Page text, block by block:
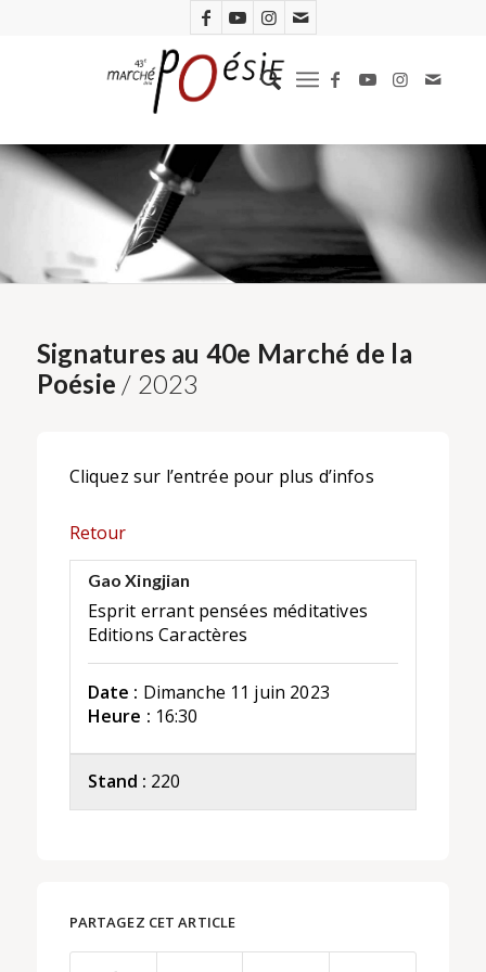
Signatures au 40e Marché de la
Poésie / 2023
Cliquez sur l’entrée pour plus d’infos
Retour
Gao Xingjian
Esprit errant pensées méditatives
Editions Caractères
Date : Dimanche 11 juin 2023
Heure : 16:30
Stand : 220
PARTAGEZ CET ARTICLE